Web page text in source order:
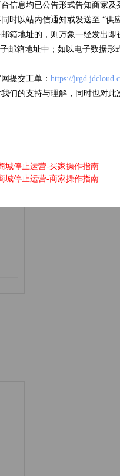
信息均已公告形式告知商家
时以站内信通知或发送至 “供
箱地址的，则万象一经发出
邮箱地址中；如以电子数据
提交工单： https://
们的支持与理解，同时也对
城停止运营-买家操作指南
城停止运营-商家操作指南